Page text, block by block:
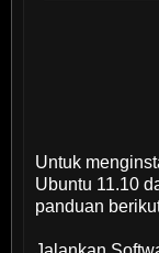
Untuk
Ubuntu 11.10
panduan